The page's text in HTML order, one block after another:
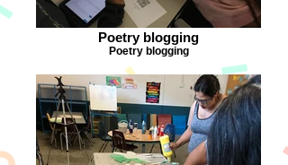
Poetry blogging
Poetry blogging